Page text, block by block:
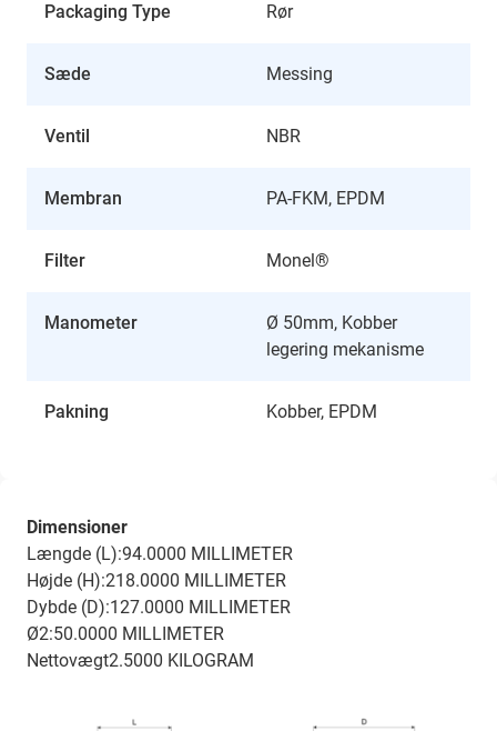
Packaging Type Rør
Sæde Messing
Ventil NBR
Membran PA-FKM, EPDM
Filter Monel®
Manometer
Ø 50mm, Kobber
legering mekanisme
Pakning Kobber, EPDM
Dimensioner
Længde (L):94.0000 MILLIMETER
Højde (H):218.0000 MILLIMETER
Dybde (D):127.0000 MILLIMETER
Ø2:50.0000 MILLIMETER
Nettovægt2.5000 KILOGRAM